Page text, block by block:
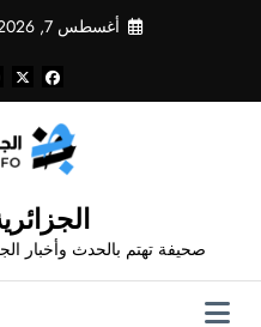
أغسطس 7, 2026
صحيفة تهتم بالحدث وأخبار